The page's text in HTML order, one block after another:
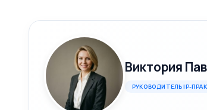
Виктория
РУКОВОДИТЕЛЬ IP-